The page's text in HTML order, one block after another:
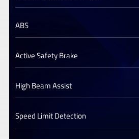
ABS
Active Safety Brake
High Beam Assist
Speed Limit Detection